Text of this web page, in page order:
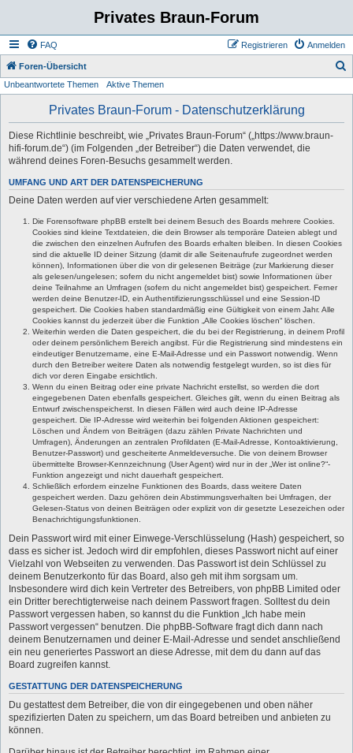
Privates Braun-Forum
FAQ Anmelden
Registrieren
Foren-Übersicht
Unbeantwortete Themen Aktive Themen
Privates Braun-Forum - Datenschutzerklärung
Diese Richtlinie beschreibt, wie „Privates Braun-Forum“ („https://www.braun-
hifi-forum.de“) (im Folgenden „der Betreiber“) die Daten verwendet, die
während deines Foren-Besuchs gesammelt werden.
UMFANG UND ART DER DATENSPEICHERUNG
Deine Daten werden auf vier verschiedene Arten gesammelt:
Die Forensoftware phpBB erstellt bei deinem Besuch des Boards mehrere Cookies.
Cookies sind kleine Textdateien, die dein Browser als temporäre Dateien ablegt und
die zwischen den einzelnen Aufrufen des Boards erhalten bleiben. In diesen Cookies
sind die aktuelle ID deiner Sitzung (damit dir alle Seitenaufrufe zugeordnet werden
können), Informationen über die von dir gelesenen Beiträge (zur Markierung dieser
als gelesen/ungelesen; sofern du nicht angemeldet bist) sowie Informationen über
deine Teilnahme an Umfragen (sofern du nicht angemeldet bist) gespeichert. Ferner
werden deine Benutzer-ID, ein Authentifizierungsschlüssel und eine Session-ID
gespeichert. Die Cookies haben standardmäßig eine Gültigkeit von einem Jahr. Alle
Cookies kannst du jederzeit über die Funktion „Alle Cookies löschen“ löschen.
Weiterhin werden die Daten gespeichert, die du bei der Registrierung, in deinem Profil
oder deinem persönlichem Bereich angibst. Für die Registrierung sind mindestens ein
eindeutiger Benutzername, eine E-Mail-Adresse und ein Passwort notwendig. Wenn
durch den Betreiber weitere Daten als notwendig festgelegt wurden, so ist dies für
dich vor deren Eingabe ersichtlich.
Wenn du einen Beitrag oder eine private Nachricht erstellst, so werden die dort
eingegebenen Daten ebenfalls gespeichert. Gleiches gilt, wenn du einen Beitrag als
Entwurf zwischenspeicherst. In diesen Fällen wird auch deine IP-Adresse
gespeichert. Die IP-Adresse wird weiterhin bei folgenden Aktionen gespeichert:
Löschen und Ändern von Beiträgen (dazu zählen Private Nachrichten und
Umfragen), Änderungen an zentralen Profildaten (E-Mail-Adresse, Kontoaktivierung,
Benutzer-Passwort) und gescheiterte Anmeldeversuche. Die von deinem Browser
übermittelte Browser-Kennzeichnung (User Agent) wird nur in der „Wer ist online?“-
Funktion angezeigt und nicht dauerhaft gespeichert.
Schließlich erfordern einzelne Funktionen des Boards, dass weitere Daten
gespeichert werden. Dazu gehören dein Abstimmungsverhalten bei Umfragen, der
Gelesen-Status von deinen Beiträgen oder explizit von dir gesetzte Lesezeichen oder
Benachrichtigungsfunktionen.
Dein Passwort wird mit einer Einwege-Verschlüsselung (Hash) gespeichert, so
dass es sicher ist. Jedoch wird dir empfohlen, dieses Passwort nicht auf einer
Vielzahl von Webseiten zu verwenden. Das Passwort ist dein Schlüssel zu
deinem Benutzerkonto für das Board, also geh mit ihm sorgsam um.
Insbesondere wird dich kein Vertreter des Betreibers, von phpBB Limited oder
ein Dritter berechtigterweise nach deinem Passwort fragen. Solltest du dein
Passwort vergessen haben, so kannst du die Funktion „Ich habe mein
Passwort vergessen“ benutzen. Die phpBB-Software fragt dich dann nach
deinem Benutzernamen und deiner E-Mail-Adresse und sendet anschließend
ein neu generiertes Passwort an diese Adresse, mit dem du dann auf das
Board zugreifen kannst.
GESTATTUNG DER DATENSPEICHERUNG
Du gestattest dem Betreiber, die von dir eingegebenen und oben näher
spezifizierten Daten zu speichern, um das Board betreiben und anbieten zu
können.